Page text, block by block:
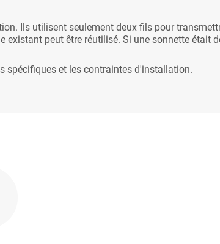
Ils utilisent seulement deux fils pour
peut être réutilisé. Si une sonnette était
spécifiques et les contraintes d'installation.